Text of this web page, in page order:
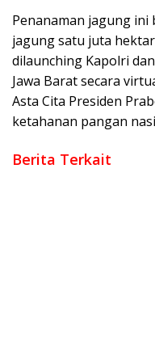
Penanaman jagung
jagung satu juta
dilaunching Kapolri
Jawa Barat secara
Asta Cita Presiden
ketahanan pangan
Berita Terkait